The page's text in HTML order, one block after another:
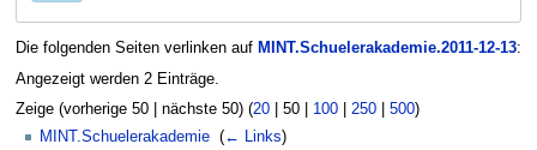
Die folgenden Seiten verlinken auf MINT.Schuelerakademie.2011-12-13:
Angezeigt werden 2 Einträge.
Zeige (vorherige 50| nächste 50) (20| 50| 100| 250| 500)
MINT.Schuelerakademie (← Links)